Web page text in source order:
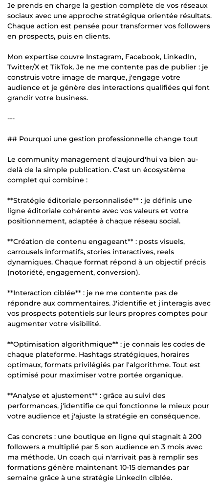
Je prends en charge la gestion complète de vos réseaux
sociaux avec une approche stratégique orientée résultats.
Chaque action est pensée pour transformer vos followers
en prospects, puis en clients.
Mon expertise couvre Instagram, Facebook, LinkedIn,
Twitter/X et TikTok. Je ne me contente pas de publier : je
construis votre image de marque, j'engage votre
audience et je génère des interactions qualifiées qui font
grandir votre business.
---
## Pourquoi une gestion professionnelle change tout
Le community management d'aujourd'hui va bien au-
delà de la simple publication. C'est un écosystème
complet qui combine :
**Stratégie éditoriale personnalisée** : je définis une
ligne éditoriale cohérente avec vos valeurs et votre
positionnement, adaptée à chaque réseau social.
**Création de contenu engageant** : posts visuels,
carrousels informatifs, stories interactives, reels
dynamiques. Chaque format répond à un objectif précis
(notoriété, engagement, conversion).
**Interaction ciblée** : je ne me contente pas de
répondre aux commentaires. J'identifie et j'interagis avec
vos prospects potentiels sur leurs propres comptes pour
augmenter votre visibilité.
**Optimisation algorithmique** : je connais les codes de
chaque plateforme. Hashtags stratégiques, horaires
optimaux, formats privilégiés par l'algorithme. Tout est
optimisé pour maximiser votre portée organique.
**Analyse et ajustement** : grâce au suivi des
performances, j'identifie ce qui fonctionne le mieux pour
votre audience et j'ajuste la stratégie en conséquence.
Cas concrets : une boutique en ligne qui stagnait à 200
followers a multiplié par 5 son audience en 3 mois avec
ma méthode. Un coach qui n'arrivait pas à remplir ses
formations génère maintenant 10-15 demandes par
semaine grâce à une stratégie LinkedIn ciblée.